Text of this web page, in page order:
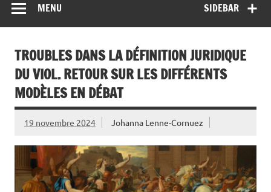
SIDEBAR
MENU
TROUBLES DANS LA DÉFINITION JURIDIQUE
DU VIOL. RETOUR SUR LES DIFFÉRENTS
MODÈLES EN DÉBAT
19 novembre 2024 Johanna Lenne-Cornuez